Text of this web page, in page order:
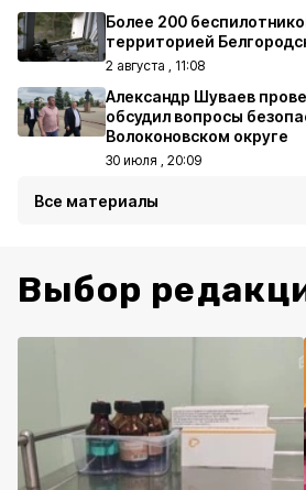
Более 200
территорией
2 августа , 11:08
Александр Шуваев
обсудил вопросы
Волоконовском округе
30 июля , 20:09
Все материалы
Выбор